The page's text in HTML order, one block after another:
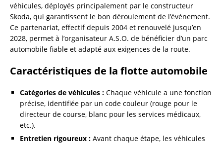
véhicules, déployés principalement par le constructeur
Skoda, qui garantissent le bon déroulement de l’événement.
Ce partenariat, effectif depuis 2004 et renouvelé jusqu’en
2028, permet à l’organisateur A.S.O. de bénéficier d’un parc
automobile fiable et adapté aux exigences de la route.
Caractéristiques de la flotte automobile
Catégories de véhicules : Chaque véhicule a une fonction
précise, identifiée par un code couleur (rouge pour le
directeur de course, blanc pour les services médicaux,
etc.).
Entretien rigoureux : Avant chaque étape, les véhicules